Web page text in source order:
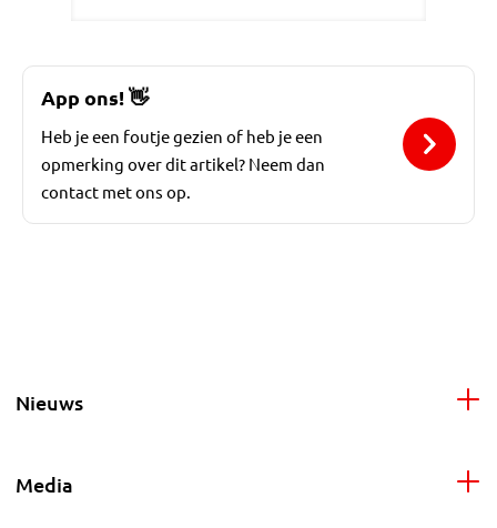
App ons! 👋
Heb je een foutje gezien of heb je een
opmerking over dit artikel? Neem dan
contact met ons op.
Nieuws
Media